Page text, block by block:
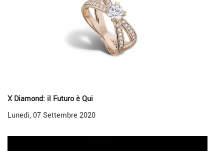
X Diamond: il Futuro è Qui
Lunedì, 07 Settembre 2020